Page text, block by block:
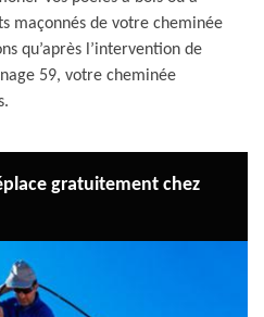
maçonnés de votre cheminée
qu’après l’intervention de
59, votre cheminée
gratuitement chez